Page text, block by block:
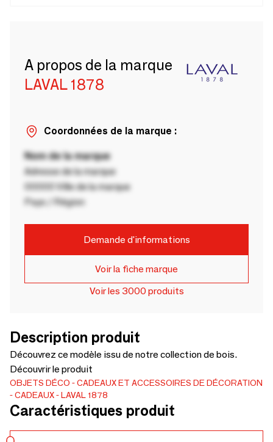
A propos de la marque
LAVAL 1878
Coordonnées de la marque :
Nom de la marque
Adresse de la marque
00000 Ville de la marque
Pays / Région
Demande d'informations
Voir la fiche marque
Voir les 3000 produits
Description produit
Découvrez ce modèle issu de notre collection de bois.
Découvrir le produit
OBJETS DÉCO
CADEAUX ET ACCESSOIRES DE DÉCORATION
CADEAUX
LAVAL 1878
Caractéristiques produit